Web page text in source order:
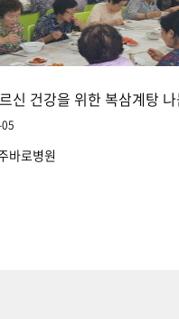
전시회 _김리예 작가
신 건강을 위한 복삼계탕
바로병원